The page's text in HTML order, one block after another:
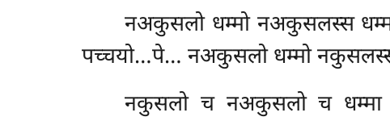
नअकुसलो धम्मो नअकुसलस्स
पच्चयो…पे… नअकुसलो धम्मो
नकुसलो च नअकुसलो च धम्मा